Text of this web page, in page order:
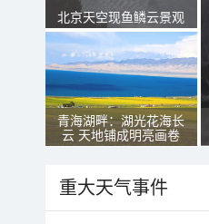
北京天空现鱼鳞云景观
青海湖畔：湖光花海长
云 天地铺成明亮画卷
重大天气事件